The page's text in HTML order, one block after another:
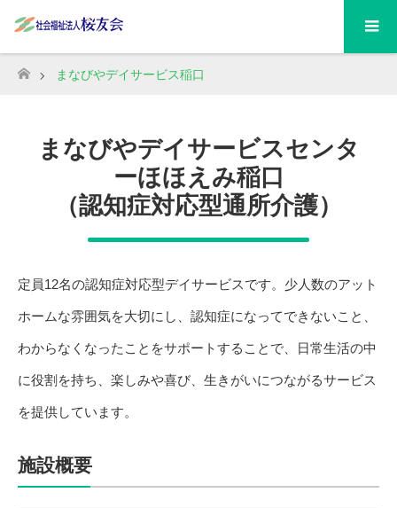
ホーム
まなびやデイサービス稲口
まなびやデイサービスセンタ
ーほほえみ稲口
（認知症対応型通所介護）
定員12名の認知症対応型デイサービスです。少人数のアット
ホームな雰囲気を大切にし、認知症になってできないこと、
わからなくなったことをサポートすることで、日常生活の中
に役割を持ち、楽しみや喜び、生きがいにつながるサービス
を提供しています。
施設概要